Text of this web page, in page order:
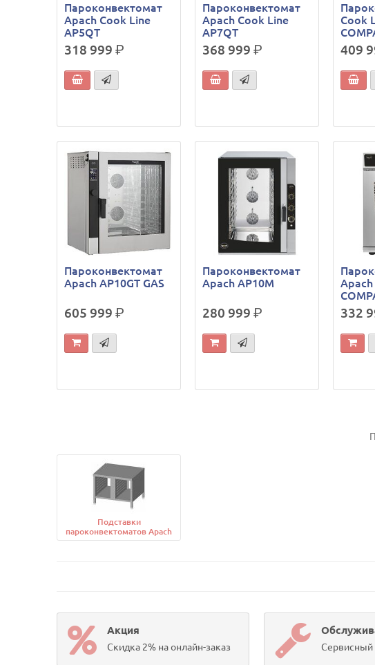
Пароконвектомат
Apach Cook Line
AP5QT
318 999р.
Пароконвектомат
Apach Cook Line
AP7QT
368 999р.
Cook
409
Пароконвектомат
Apach AP10GT GAS
605 999р.
Пароконвектомат
Apach AP10M
280 999р.
Apach
332
Подставки
пароконвектоматов Apach
Акция
Скидка 2% на онлайн-заказ Сервисный